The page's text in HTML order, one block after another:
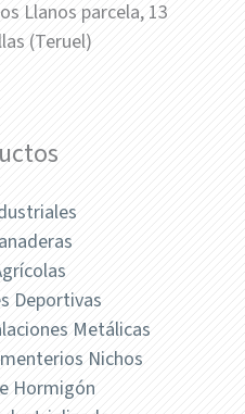
Llanos parcela, 13
(Teruel)
Deportivas
Metálicas
Nichos
Hormigón